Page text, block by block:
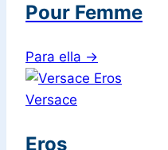
Pour Femme
Para ella →
Versace
Eros